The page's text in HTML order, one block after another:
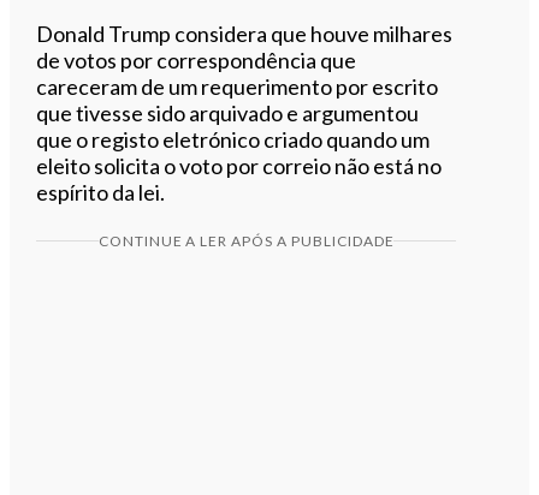
Donald Trump considera que houve milhares
de votos por correspondência que
careceram de um requerimento por escrito
que tivesse sido arquivado e argumentou
que o registo eletrónico criado quando um
eleito solicita o voto por correio não está no
espírito da lei.
CONTINUE A LER APÓS A PUBLICIDADE